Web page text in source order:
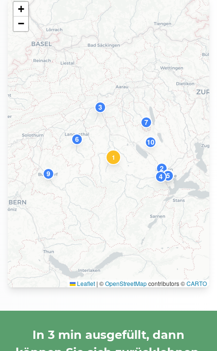
1
2
3
4 5
6
7
8
9
10
+
−
Leaflet | ©OpenStreetMapcontributors ©CARTO
In 3 min ausgefüllt, dann